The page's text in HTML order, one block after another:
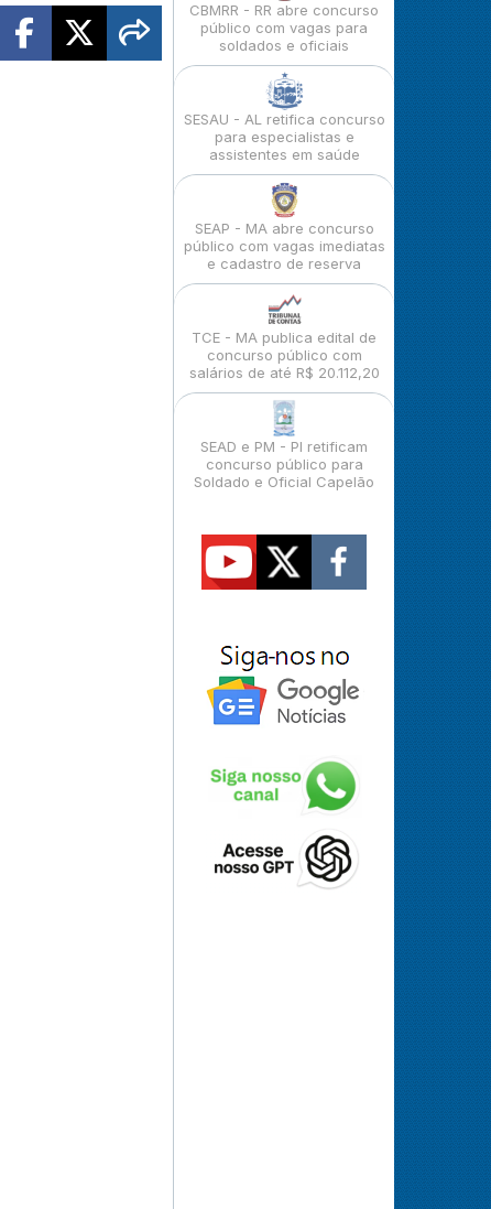
CBMRR - RR abre concurso
público com vagas para
soldados e oficiais
SESAU - AL retifica concurso
para especialistas e
assistentes em saúde
SEAP - MA abre concurso
público com vagas imediatas
e cadastro de reserva
TCE - MA publica edital de
concurso público com
salários de até R$ 20.112,20
SEAD e PM - PI retificam
concurso público para
Soldado e Oficial Capelão